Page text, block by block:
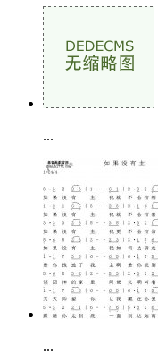
...
...